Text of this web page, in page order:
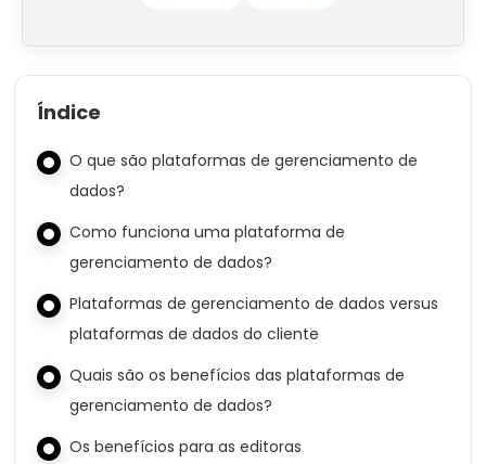
Índice
O que são plataformas de gerenciamento de
dados?
Como funciona uma plataforma de
gerenciamento de dados?
Plataformas de gerenciamento de dados versus
plataformas de dados do cliente
Quais são os benefícios das plataformas de
gerenciamento de dados?
Os benefícios para as editoras